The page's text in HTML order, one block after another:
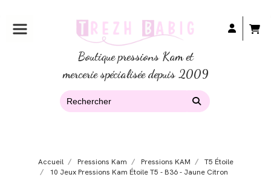
Boutique pressions Kam et
mercerie spécialisée depuis 2009
Accueil Pressions Kam Pressions KAM
T5 Étoile
10 Jeux Pressions Kam Étoile T5 - B36 - Jaune Citron